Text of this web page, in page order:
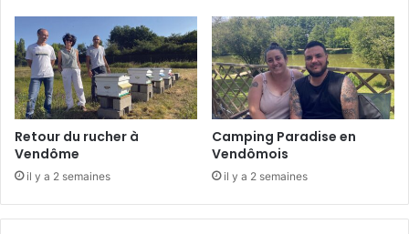
p
s
d
e
C
o
v
i
d
1
Retour du rucher à
Vendôme
il y a 2 semaines
Camping Paradise en
Vendômois
il y a 2 semaines